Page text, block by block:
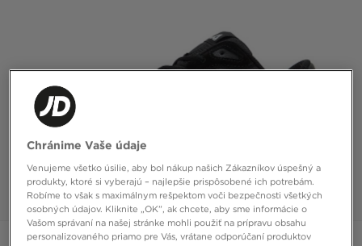
Obrázky 360°
Chránime Vaše údaje
Venujeme všetko úsilie, aby bol nákup našich Zákazníkov úspešný a
produkty, ktoré si vyberajú – najlepšie prispôsobené ich potrebám.
Robíme to však s maximálnym rešpektom voči bezpečnosti všetkých
osobných údajov. Kliknite „OK”, ak chcete, aby sme informácie o
Vašom správaní na našej stránke mohli použiť na prípravu obsahu
personalizovaného priamo pre Vás, vrátane odporúčaní produktov